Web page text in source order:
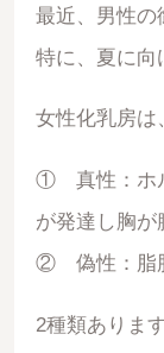
最近、男性の
特に、夏に向
女性化乳房は
① 真性：ホ
が発達し胸が
② 偽性：脂肪
2種類ありま